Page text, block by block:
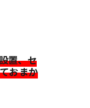
置、セ
おまか